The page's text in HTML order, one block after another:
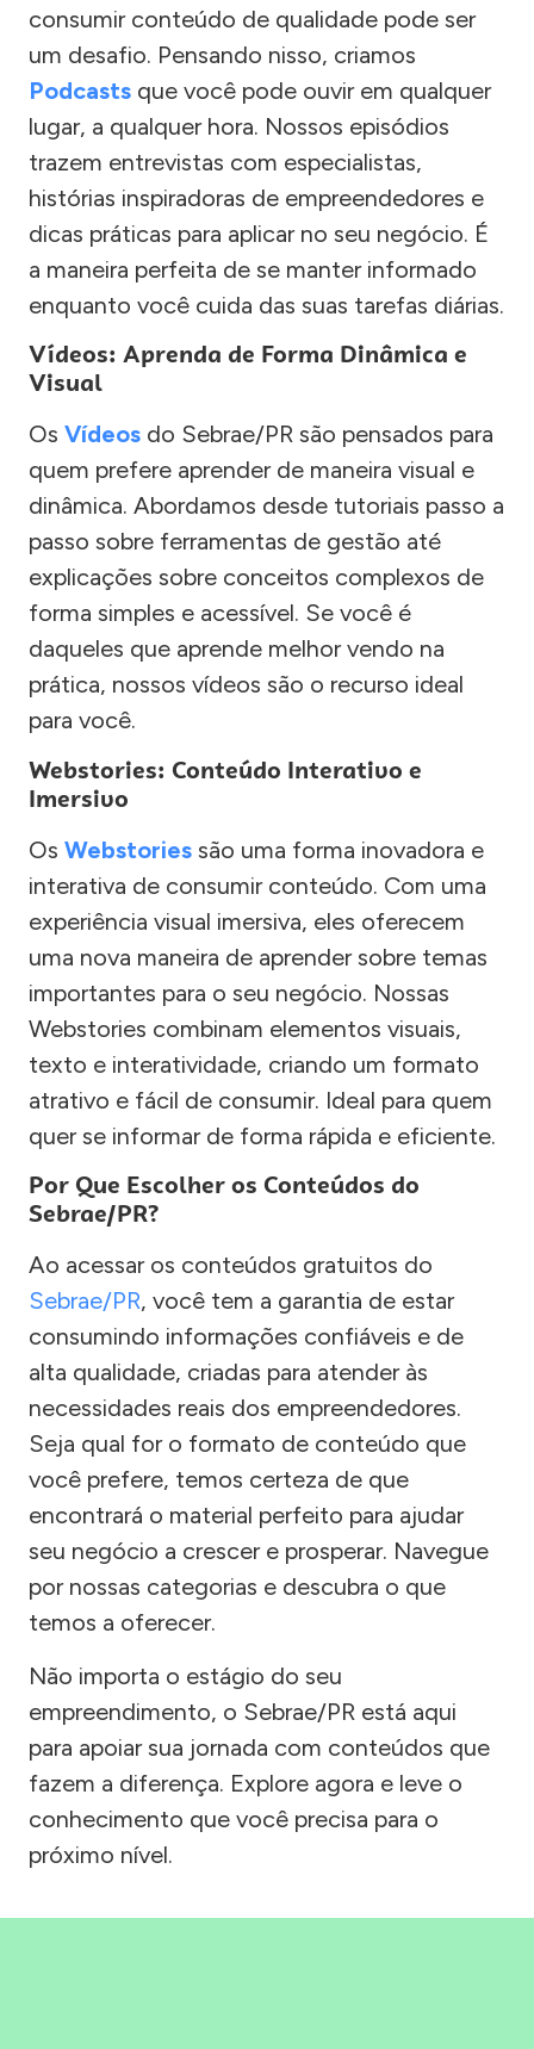
consumir conteúdo de qualidade pode ser
um desafio. Pensando nisso, criamos
Podcasts que você pode ouvir em qualquer
lugar, a qualquer hora. Nossos episódios
trazem entrevistas com especialistas,
histórias inspiradoras de empreendedores e
dicas práticas para aplicar no seu negócio. É
a maneira perfeita de se manter informado
enquanto você cuida das suas tarefas diárias.
Vídeos: Aprenda de Forma Dinâmica e
Visual
Os Vídeos do Sebrae/PR são pensados para
quem prefere aprender de maneira visual e
dinâmica. Abordamos desde tutoriais passo a
passo sobre ferramentas de gestão até
explicações sobre conceitos complexos de
forma simples e acessível. Se você é
daqueles que aprende melhor vendo na
prática, nossos vídeos são o recurso ideal
para você.
Webstories: Conteúdo Interativo e
Imersivo
Os Webstories são uma forma inovadora e
interativa de consumir conteúdo. Com uma
experiência visual imersiva, eles oferecem
uma nova maneira de aprender sobre temas
importantes para o seu negócio. Nossas
Webstories combinam elementos visuais,
texto e interatividade, criando um formato
atrativo e fácil de consumir. Ideal para quem
quer se informar de forma rápida e eficiente.
Por Que Escolher os Conteúdos do
Sebrae/PR?
Ao acessar os conteúdos gratuitos do
Sebrae/PR, você tem a garantia de estar
consumindo informações confiáveis e de
alta qualidade, criadas para atender às
necessidades reais dos empreendedores.
Seja qual for o formato de conteúdo que
você prefere, temos certeza de que
encontrará o material perfeito para ajudar
seu negócio a crescer e prosperar. Navegue
por nossas categorias e descubra o que
temos a oferecer.
Não importa o estágio do seu
empreendimento, o Sebrae/PR está aqui
para apoiar sua jornada com conteúdos que
fazem a diferença. Explore agora e leve o
conhecimento que você precisa para o
próximo nível.